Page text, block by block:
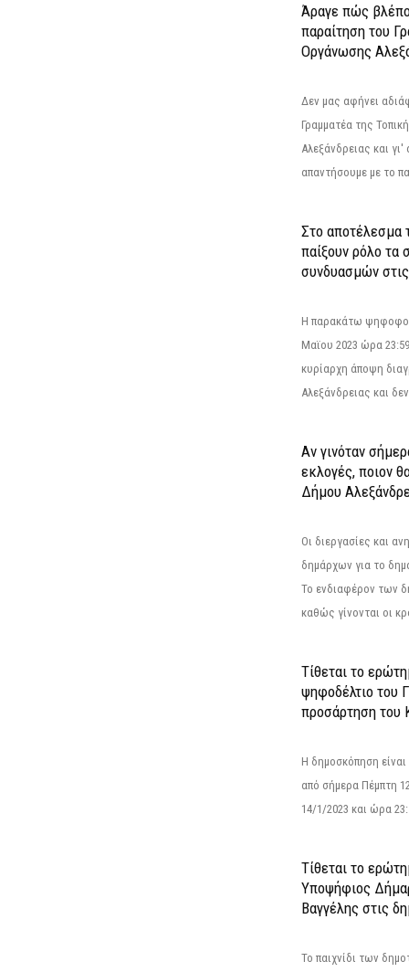
Άραγε πώς
παραίτηση του
Οργάνωσης
Δεν μας αφήνει
Γραμματέα της
Αλεξάνδρειας και γι'
απαντήσουμε με το
Στο αποτέλεσμα
παίξουν ρόλο τα
συνδυασμών
Η παρακάτω
Μαϊου 2023 ώρα
κυρίαρχη άποψη
Αλεξάνδρειας και
Αν γινόταν
εκλογές, ποιον
Δήμου
Οι διεργασίες και
δημάρχων για το
Το ενδιαφέρον των
καθώς γίνονται οι
Τίθεται το
ψηφοδέλτιο του
προσάρτηση του
Η δημοσκόπηση
από σήμερα Πέμπτη
14/1/2023 και ώρα
Τίθεται το
Υποψήφιος
Βαγγέλης στις
Το παιχνίδι των